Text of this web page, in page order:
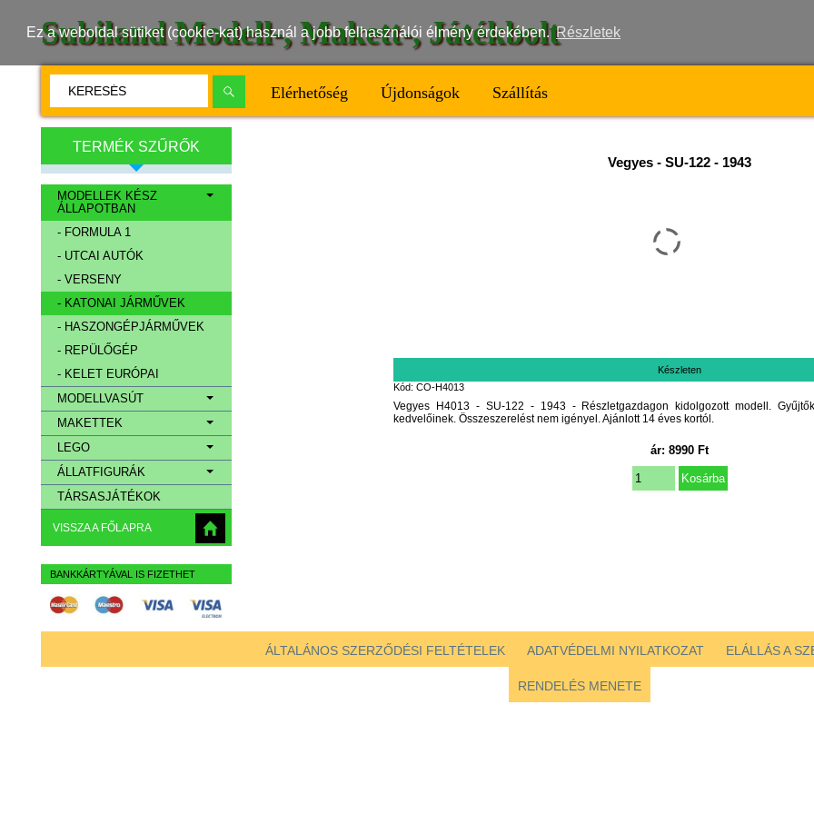
Ez a weboldal sütiket (cookie-kat) használ a jobb felhasználói élmény érdekében. Részletek
Subiland Modell-, Makett-, Játékbolt
Elérhetőség Újdonságok Szállítás
TERMÉK SZŰRŐK
MODELLEK KÉSZ
ÁLLAPOTBAN
- FORMULA 1
- UTCAI AUTÓK
- VERSENY
- KATONAI JÁRMŰVEK
- HASZONGÉPJÁRMŰVEK
- REPÜLŐGÉP
- KELET EURÓPAI
MODELLVASÚT
MAKETTEK
LEGO
ÁLLATFIGURÁK
TÁRSASJÁTÉKOK
VISSZA A FŐLAPRA
BANKKÁRTYÁVAL IS FIZETHET
Vegyes -SU-122 - 1943
Készleten
Kód: CO-H4013
Vegyes H4013 - SU-122 - 1943 - Részletgazdagon kidolgozott modell.
kedvelőinek. Összeszerelést nem igényel. Ajánlott 14 éves kortól.
ár:8990 Ft
ÁLTALÁNOS SZERZŐDÉSI FELTÉTELEK ADATVÉDELMI NYILATKOZAT ELÁLLÁS A
RENDELÉS MENETE